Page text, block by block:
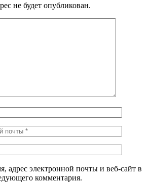
не будет опубликован.
адрес электронной почты и веб-сайт в
комментария.